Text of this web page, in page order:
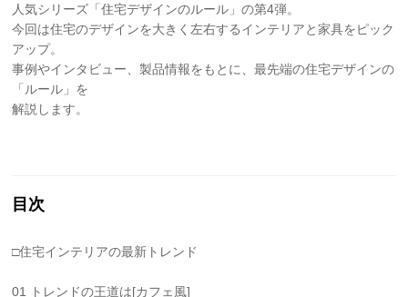
人気シリーズ「住宅デザインのルール」の第4弾。
今回は住宅のデザインを大きく左右するインテリアと家具をピック
アップ。
事例やインタビュー、製品情報をもとに、最先端の住宅デザインの
「ルール」を
解説します。
目次
□住宅インテリアの最新トレンド
01 トレンドの王道は[カフェ風]